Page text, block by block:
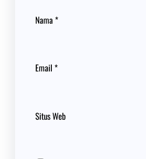
Nama *
Email *
Situs Web